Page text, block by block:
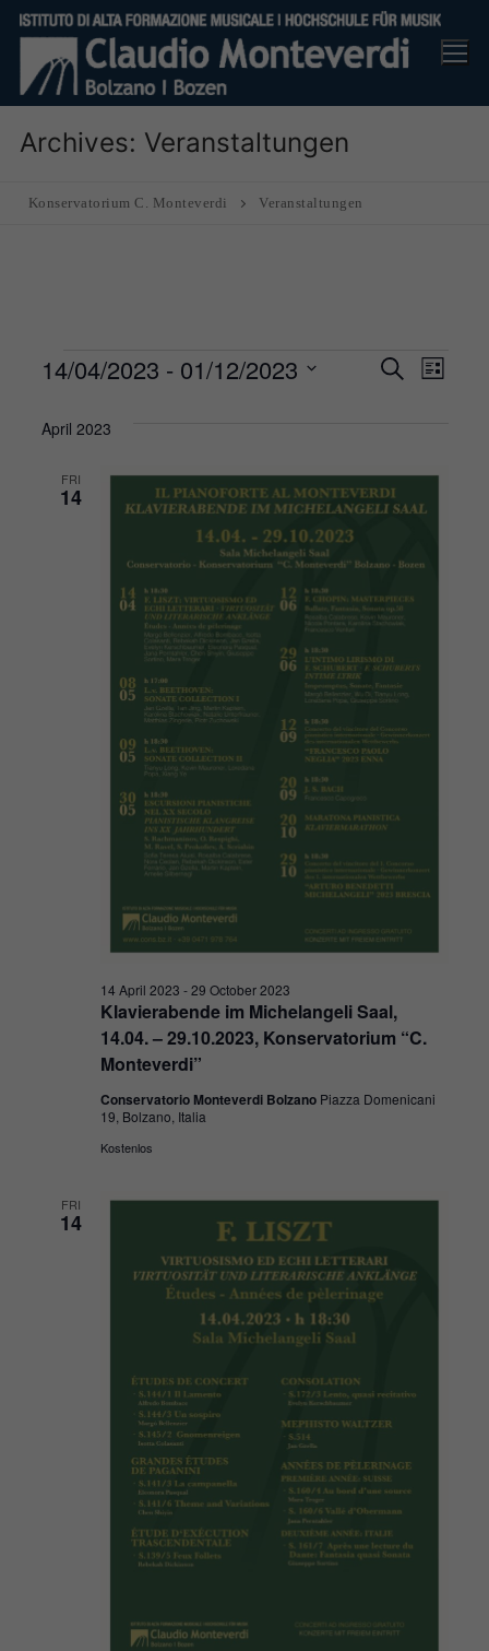
Skip
content
Archives: Veranstaltungen
Konservatorium C. Monteverdi Veranstaltungen
Veranstaltungen Suche
Liste
14/04/2023 - 01/12/2023
wählen.
April 2023
FRI
14
Klavierabende im Michelangeli Saal,
14.04. – 29.10.2023, Konservatorium “C.
Monteverdi”
14 April 2023 -29 October 2023
Conservatorio Monteverdi Bolzano Piazza Domenicani
19, Bolzano, Italia
Kostenlos
FRI
14